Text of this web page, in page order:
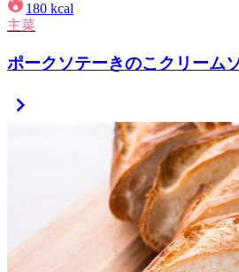
180 kcal
主菜
ポークソテーきのこクリーム